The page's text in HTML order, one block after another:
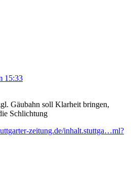
15:33
Gäubahn soll Klarheit bringen,
Schlichtung
zeitung.de/inhalt.stuttga…ml?